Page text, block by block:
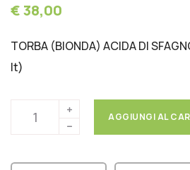
€ 38,00
TORBA (BIONDA) ACIDA DI
lt)
AGGIUNGI AL